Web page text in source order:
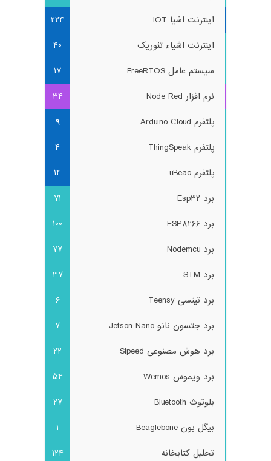
اینترنت اشیا IOT
224
اینترنت اشیاء تئوریک
40
سیستم عامل FreeRTOS
17
نرم افزار Node Red
34
پلتفرم Arduino Cloud
9
پلتفرم ThingSpeak
4
پلتفرم uBeac
14
برد Esp32
71
برد ESP8266
100
برد Nodemcu
77
برد STM
37
برد تینسی Teensy
6
برد جتسون نانو Jetson Nano
7
برد هوش مصنوعی Sipeed
22
برد ویموس Wemos
54
بلوتوث Bluetooth
27
بیگل بون Beaglebone
1
تحلیل کتابخانه
124